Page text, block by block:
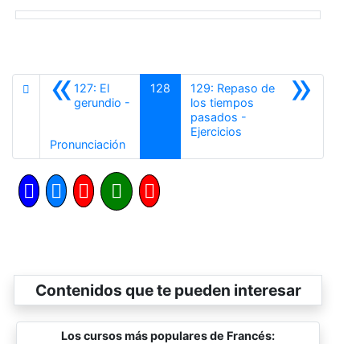
«127: El
gerundio -
PronunciaciónAnterior
128 »
129: Repaso de
los tiempos
pasados -
Ejercicios
Contenidos que te pueden interesar
Los cursos más populares de Francés: